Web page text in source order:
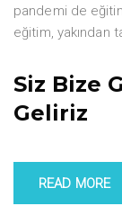
pandemi de
eğitim yakından
Siz Bize
Geliriz
READ MORE